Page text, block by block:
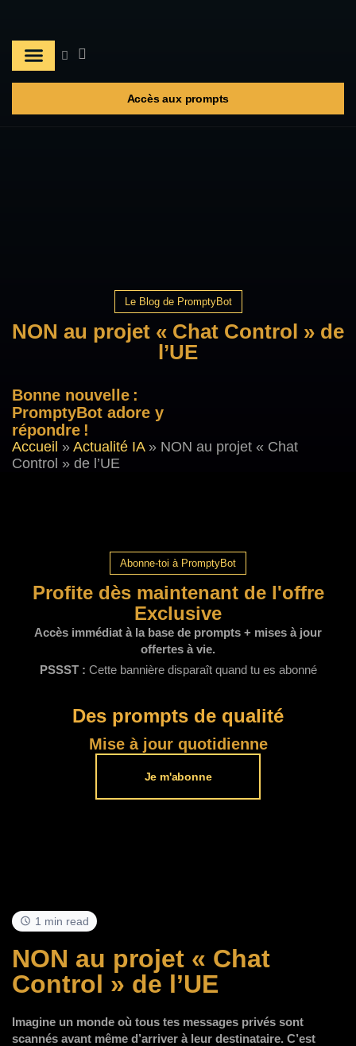
Accès aux prompts
Le Blog de PromptyBot
NON au projet « Chat Control » de
l’UE
Bonne nouvelle :
PromptyBot adore y
répondre !
Accueil » Actualité IA» NON au projet « Chat
Control » de l’UE
Abonne-toi à PromptyBot
Profite dès maintenant de l'offre
Exclusive
Accès immédiat à la base de prompts + mises à jour
offertes à vie.
PSSST : Cette bannière disparaît quand tu es abonné
Des prompts de qualité
Mise à jour quotidienne
Je m'abonne
1 min read
NON au projet « Chat
Control » de l’UE
Imagine un monde où tous tes messages privés sont
scannés avant même d’arriver à leur destinataire. C’est